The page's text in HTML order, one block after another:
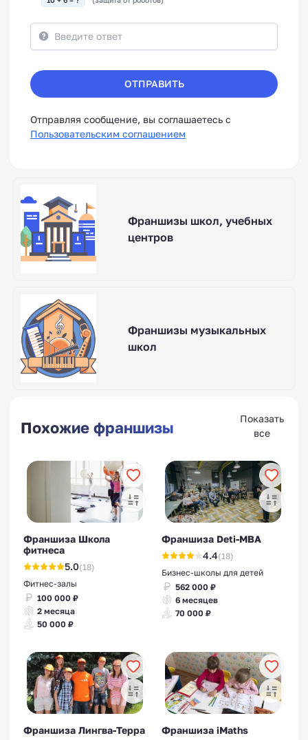
ОТПРАВИТЬ
Отправляя сообщение, вы соглашаетесь с
Пользовательским соглашением
Франшизы школ, учебных
центров
Франшизы музыкальных
школ
Похожие франшизы
Показать
все
Франшиза Школа
фитнеса
5.0(18)
Фитнес-залы
100 000 ₽
2 месяца
50 000 ₽
Франшиза Deti-MBA
4.4(18)
Бизнес-школы для детей
562 000 ₽
6 месяцев
70 000 ₽
Франшиза Лингва-Терра
Франшиза iMaths